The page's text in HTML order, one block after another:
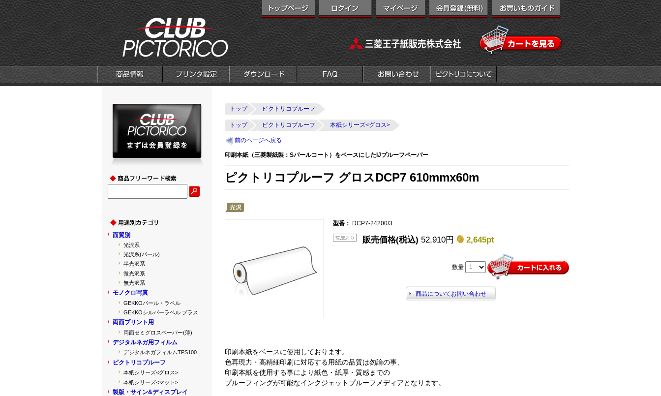
トップ ピクトリコプルーフ
トップ ピクトリコプルーフ 本紙シリーズ<グロス>
前のページへ戻る
印刷本紙（三菱製紙製：Sパールコート）をベースにしたIJプルーフペーパー
ピクトリコプルーフ グロスDCP7 610mmx60m
型番： DCP7-24200/3
販売価格(税込) 52,910円 2,645pt
数量
商品についてお問い合わせ
印刷本紙をベースに使用しております。
色再現力・高精細印刷に対応する用紙の品質は勿論の事、
印刷本紙を使用する事により紙色・紙厚・質感までの
プルーフィングが可能なインクジェットプルーフメディアとなります。
面質別
光沢系
光沢系(パール)
半光沢系
微光沢系
無光沢系
モノクロ写真
GEKKOパール・ラベル
GEKKOシルバーラベル プラス
両面プリント用
両面セミグロスペーパー(薄)
デジタルネガ用フィルム
デジタルネガフィルムTPS100
ピクトリコプルーフ
本紙シリーズ<グロス>
本紙シリーズ<マット>
製版・サイン&ディスプレイ